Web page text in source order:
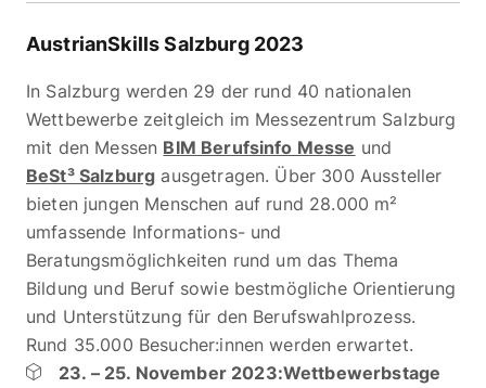
AustrianSkills Salzburg 2023
In Salzburg werden 29 der rund 40 nationalen
Wettbewerbe zeitgleich im Messezentrum Salzburg
mit den Messen BIM Berufsinfo Messe und
BeSt³ Salzburg ausgetragen. Über 300 Aussteller
bieten jungen Menschen auf rund 28.000 m²
umfassende Informations- und
Beratungsmöglichkeiten rund um das Thema
Bildung und Beruf sowie bestmögliche Orientierung
und Unterstützung für den Berufswahlprozess.
Rund 35.000 Besucher:innen werden erwartet.
23. – 25. November 2023:Wettbewerbstage